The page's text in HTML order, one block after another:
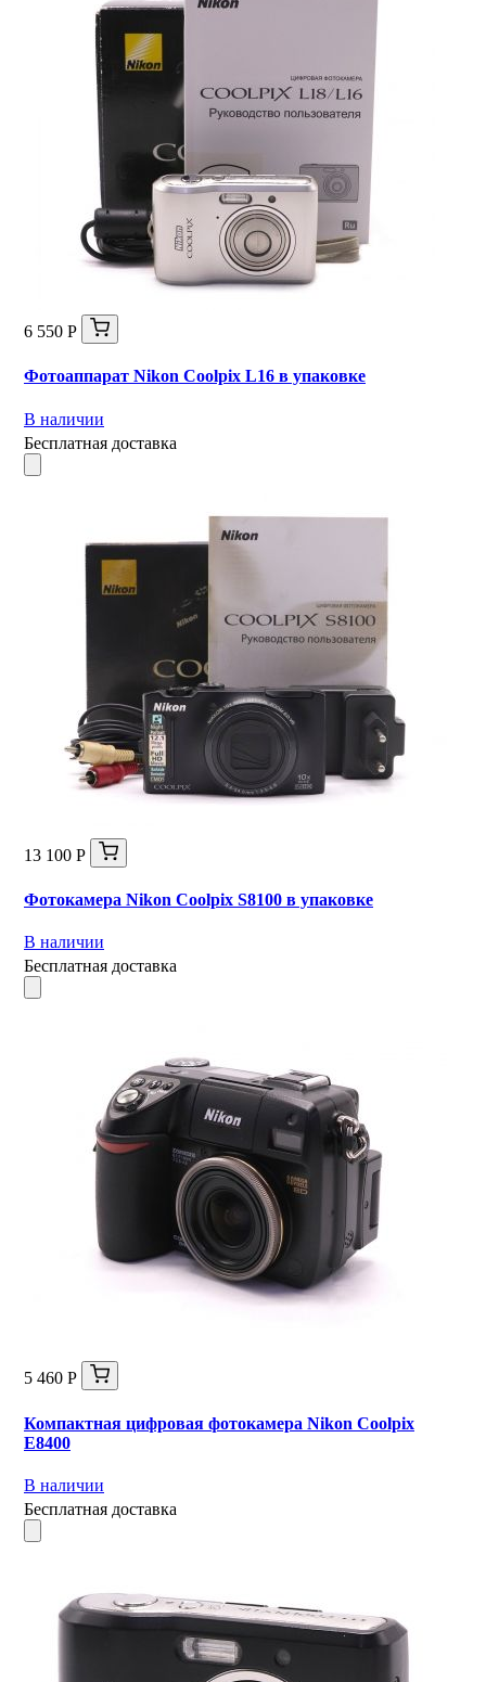
6 550 Р
Фотоаппарат Nikon Coolpix L16 в упаковке
В наличии
Бесплатная доставка
13 100 Р
Фотокамера Nikon Coolpix S8100 в упаковке
В наличии
Бесплатная доставка
5 460 Р
Компактная цифровая фотокамера Nikon Coolpix
E8400
В наличии
Бесплатная доставка